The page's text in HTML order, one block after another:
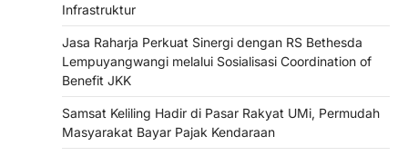
Infrastruktur
Jasa Raharja Perkuat Sinergi dengan RS Bethesda
Lempuyangwangi melalui Sosialisasi Coordination of
Benefit JKK
Samsat Keliling Hadir di Pasar Rakyat UMi, Permudah
Masyarakat Bayar Pajak Kendaraan